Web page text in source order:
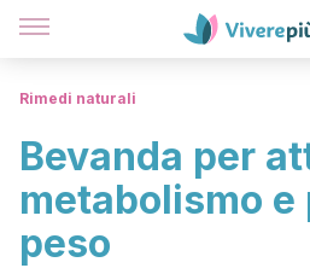
Rimedi naturali
Bevanda per
metabolismo e
peso